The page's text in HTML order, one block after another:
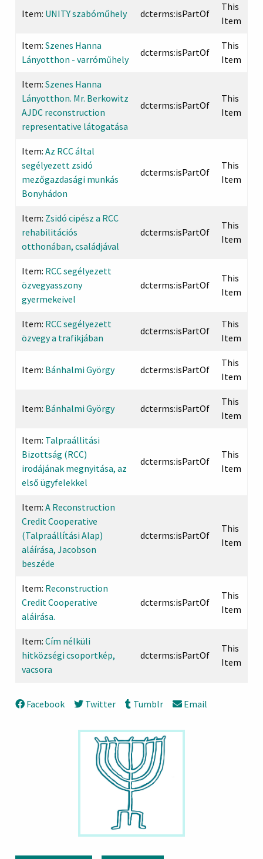
Item: UNITY szabóműhely dcterms:isPartOf
This
Item
Item: Szenes Hanna
Lányotthon - varróműhely
dcterms:isPartOf
This
Item
Item: Szenes Hanna
Lányotthon. Mr. Berkowitz
AJDC reconstruction
representative látogatása
dcterms:isPartOf
This
Item
Item: Az RCC által
segélyezett zsidó
mezőgazdasági munkás
Bonyhádon
dcterms:isPartOf
This
Item
Item: Zsidó cipész a RCC
rehabilitációs
otthonában, családjával
dcterms:isPartOf
This
Item
Item: RCC segélyezett
özvegyasszony
gyermekeivel
dcterms:isPartOf
This
Item
Item: RCC segélyezett
özvegy a trafikjában
dcterms:isPartOf
This
Item
Item: Bánhalmi György dcterms:isPartOf
This
Item
Item: Bánhalmi György dcterms:isPartOf
This
Item
Item: Talpraállitási
Bizottság (RCC)
irodájának megnyitása, az
első ügyfelekkel
dcterms:isPartOf
This
Item
Item: A Reconstruction
Credit Cooperative
(Talpraállítási Alap)
aláírása, Jacobson
beszéde
dcterms:isPartOf
This
Item
Item: Reconstruction
Credit Cooperative
aláirása.
dcterms:isPartOf
This
Item
Item: Cím nélküli
hitközségi csoportkép,
vacsora
dcterms:isPartOf
This
Item
Facebook Twitter Tumblr Email